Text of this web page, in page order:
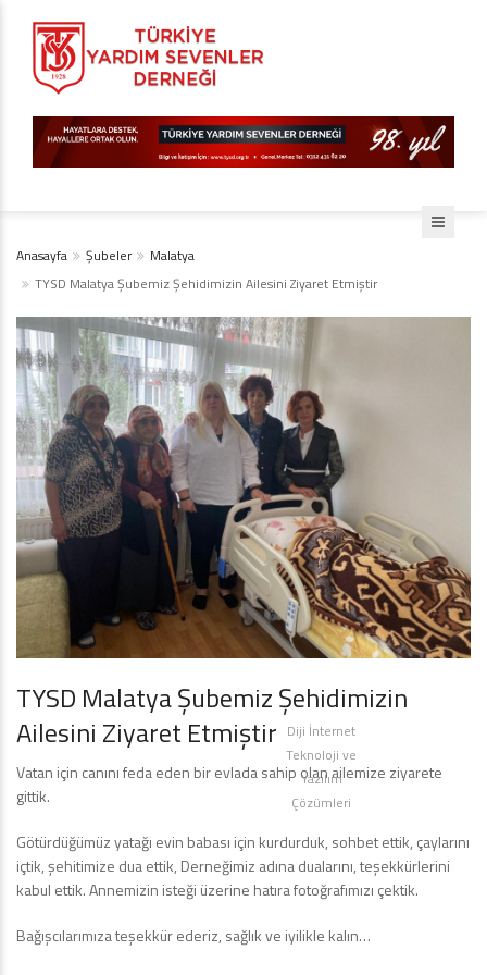
Anasayfa Şubeler
Malatya
TYSD Malatya Şubemiz Şehidimizin Ailesini Ziyaret Etmiştir
TYSD Malatya Şubemiz Şehidimizin
Ailesini Ziyaret Etmiştir
Vatan için canını feda eden bir evlada sahip olan ailemize ziyarete
gittik.
Götürdüğümüz yatağı evin babası için kurdurduk, sohbet ettik, çaylarını
içtik, şehitimize dua ettik, Derneğimiz adına dualarını, teşekkürlerini
kabul ettik. Annemizin isteği üzerine hatıra fotoğrafımızı çektik.
Bağışcılarımıza teşekkür ederiz, sağlık ve iyilikle kalın…
Diji İnternet
Teknoloji ve
Yazılım
Çözümleri